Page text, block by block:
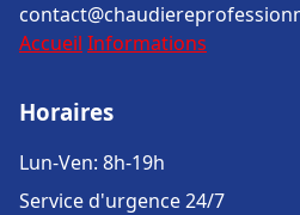
Accueil Informations
Horaires
Lun-Ven: 8h-19h
Service d'urgence 24/7